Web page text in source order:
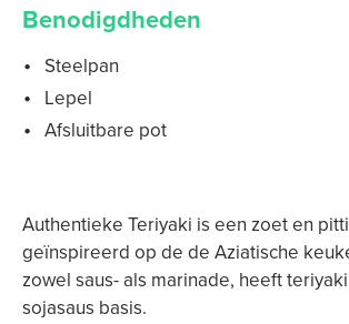
Benodigdheden
Steelpan
Lepel
Afsluitbare pot
Authentieke Teriyaki is een zoet en
geïnspireerd op de de Aziatische
zowel saus- als marinade, heeft
sojasaus basis.